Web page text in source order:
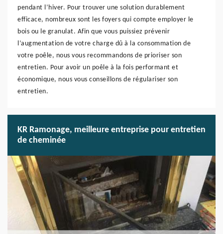
pendant l’hiver. Pour trouver une solution durablement
efficace, nombreux sont les foyers qui compte employer le
bois ou le granulat. Afin que vous puissiez prévenir
l’augmentation de votre charge dû à la consommation de
votre poêle, nous vous recommandons de prioriser son
entretien. Pour avoir un poêle à la fois performant et
économique, nous vous conseillons de régulariser son
entretien.
KR Ramonage, meilleure entreprise pour entretien
de cheminée